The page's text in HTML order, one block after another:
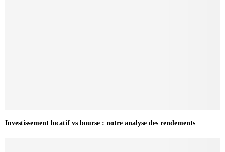
Investissement locatif vs bourse : notre analyse des rendements